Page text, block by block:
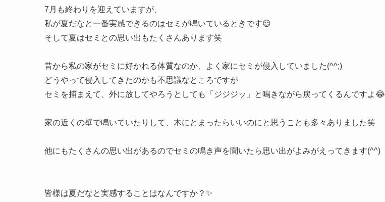
7月も終わりを迎えていますが、
私が夏だなと一番実感できるのはセミが鳴いているときです😌
そして夏はセミとの思い出もたくさんあります笑
昔から私の家がセミに好かれる体質なのか、よく家にセミが侵入していました(^^;)
どうやって侵入してきたのかも不思議なところですが
セミを捕まえて、外に放してやろうとしても「ジジジッ」と鳴きながら戻ってくるんですよ😂
家の近くの壁で鳴いていたりして、木にとまったらいいのにと思うことも多々ありました笑
他にもたくさんの思い出があるのでセミの鳴き声を聞いたら思い出がよみがえってきます(^^)
皆様は夏だなと実感することはなんですか？✨